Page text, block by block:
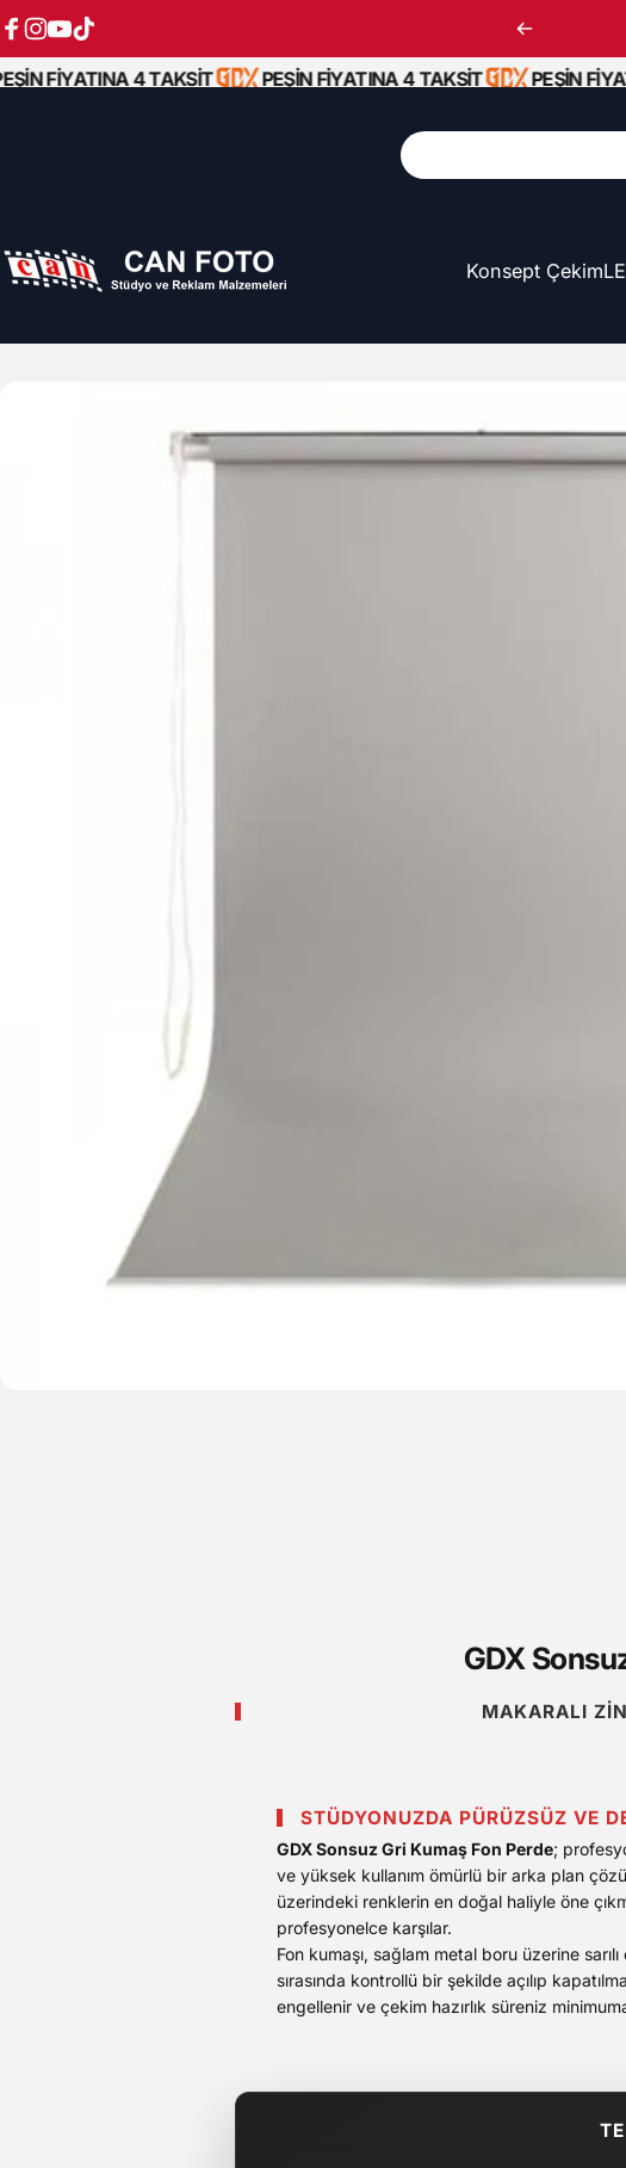
FİYATINA 4 TAKSİT PEŞİN FİYATINA 4 TAKSİT PEŞİN
Can Foto Stüdyo ve Reklam Malzemeleri Konsept Çekim
GDX
MAKARALI
STÜDYONUZDA PÜRÜZSÜZ VE
GDX Sonsuz Gri Kumaş Fon Perde;
ve yüksek kullanım ömürlü bir arka plan
üzerindeki renklerin en doğal haliyle öne
profesyonelce karşılar.
Fon kumaşı, sağlam metal boru üzerine
sırasında kontrollü bir şekilde açılıp
engellenir ve çekim hazırlık süreniz